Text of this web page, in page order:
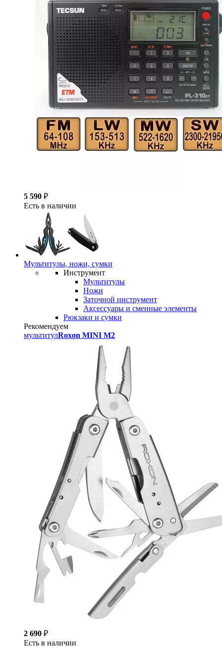
5 590 ₽
Есть в наличии
Мультитулы, ножи, сумки
Инструмент
Мультитулы
Ножи
Заточной инструмент
Аксессуары и сменные элементы
Рюкзаки и сумки
Рекомендуем
мультитулRoxon MINI M2
2 690 ₽
Есть в наличии